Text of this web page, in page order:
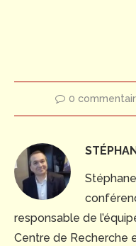
0
responsable de
Centre de Recherche